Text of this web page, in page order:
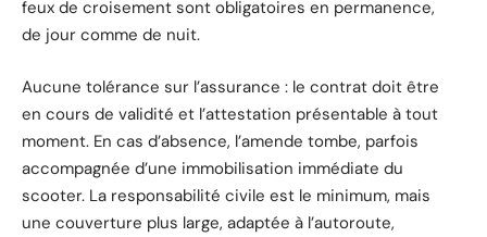
feux de croisement sont obligatoires en permanence,
de jour comme de nuit.
Aucune tolérance sur l’assurance : le contrat doit être
en cours de validité et l’attestation présentable à tout
moment. En cas d’absence, l’amende tombe, parfois
accompagnée d’une immobilisation immédiate du
scooter. La responsabilité civile est le minimum, mais
une couverture plus large, adaptée à l’autoroute,